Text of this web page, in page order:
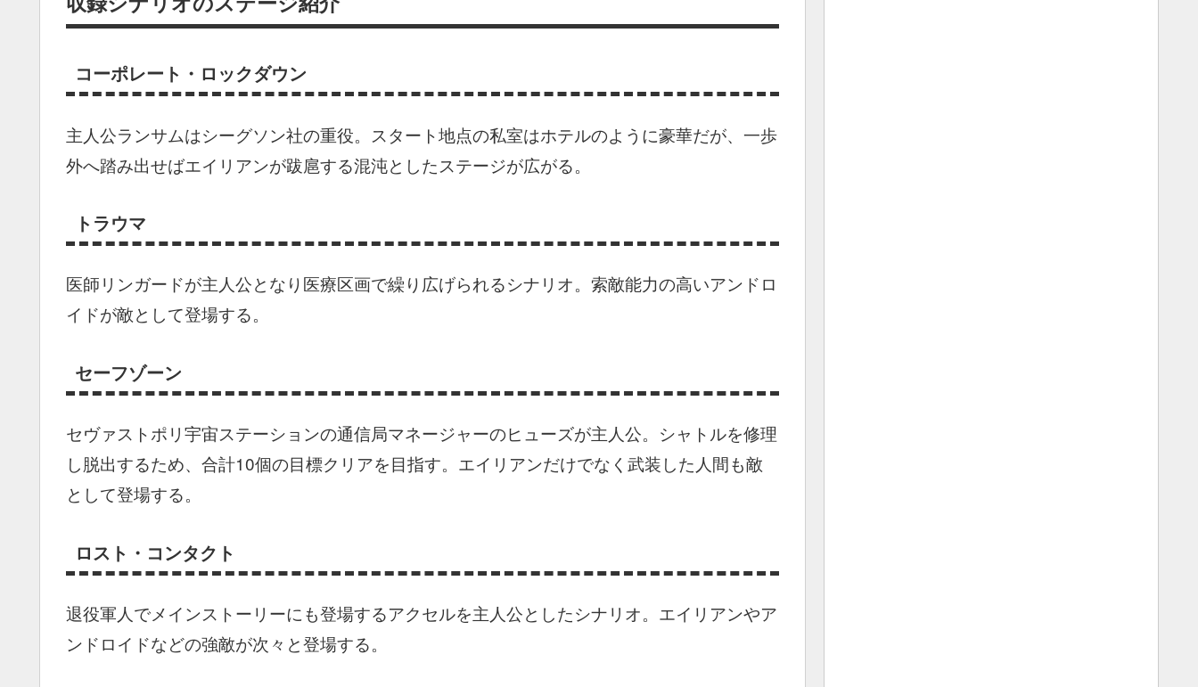
コーポレート・ロックダウン
主人公ランサムはシーグソン社の重役。スタート地点の私室はホテルのように豪華だが、一歩
外へ踏み出せばエイリアンが跋扈する混沌としたステージが広がる。
トラウマ
医師リンガードが主人公となり医療区画で繰り広げられるシナリオ。索敵能力の高いアンドロ
イドが敵として登場する。
セーフゾーン
セヴァストポリ宇宙ステーションの通信局マネージャーのヒューズが主人公。シャトルを修理
し脱出するため、合計10個の目標クリアを目指す。エイリアンだけでなく武装した人間も敵
として登場する。
ロスト・コンタクト
退役軍人でメインストーリーにも登場するアクセルを主人公としたシナリオ。エイリアンやア
ンドロイドなどの強敵が次々と登場する。